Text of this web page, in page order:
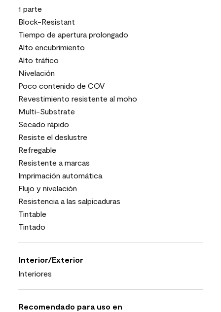
1 parte
Block-Resistant
Tiempo de apertura prolongado
Alto encubrimiento
Alto tráfico
Nivelación
Poco contenido de COV
Revestimiento resistente al moho
Multi-Substrate
Secado rápido
Resiste el deslustre
Refregable
Resistente a marcas
Imprimación automática
Flujo y nivelación
Resistencia a las salpicaduras
Tintable
Tintado
Interior/Exterior
Interiores
Recomendado para uso en